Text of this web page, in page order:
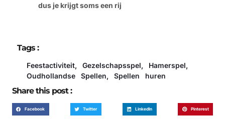
dus je krijgt soms een rij
Feestactiviteit, Gezelschapsspel, Hamerspel,
Oudhollandse Spellen, Spellen huren
Tags :
Share this post :
Facebook Twitter LinkedIn Pinterest